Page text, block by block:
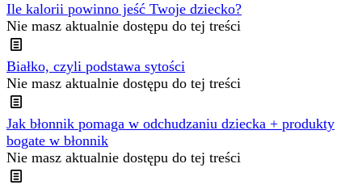
Ile kalorii powinno jeść Twoje dziecko?
Nie masz aktualnie dostępu do tej treści
Białko, czyli podstawa sytości
Nie masz aktualnie dostępu do tej treści
Jak błonnik pomaga w odchudzaniu dziecka + produkty
bogate w błonnik
Nie masz aktualnie dostępu do tej treści